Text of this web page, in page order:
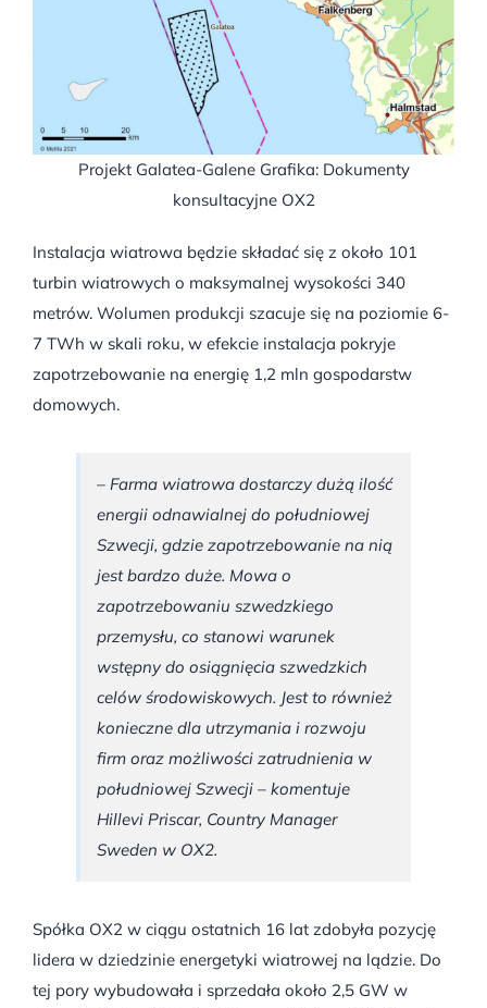
Projekt Galatea-Galene Grafika: Dokumenty
konsultacyjne OX2
Instalacja wiatrowa będzie składać się z około 101
turbin wiatrowych o maksymalnej wysokości 340
metrów. Wolumen produkcji szacuje się na poziomie 6-
7 TWh w skali roku, w efekcie instalacja pokryje
zapotrzebowanie na energię 1,2 mln gospodarstw
domowych.
– Farma wiatrowa dostarczy dużą ilość
energii odnawialnej do południowej
Szwecji, gdzie zapotrzebowanie na nią
jest bardzo duże. Mowa o
zapotrzebowaniu szwedzkiego
przemysłu, co stanowi warunek
wstępny do osiągnięcia szwedzkich
celów środowiskowych. Jest to również
konieczne dla utrzymania i rozwoju
firm oraz możliwości zatrudnienia w
południowej Szwecji – komentuje
Hillevi Priscar, Country Manager
Sweden w OX2.
Spółka OX2 w ciągu ostatnich 16 lat zdobyła pozycję
lidera w dziedzinie energetyki wiatrowej na lądzie. Do
tej pory wybudowała i sprzedała około 2,5 GW w